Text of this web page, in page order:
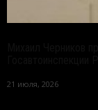
21 июля, 2026